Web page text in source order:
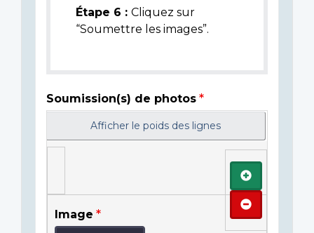
Étape 6 : Cliquez sur
“Soumettre les images”.
Soumission(s) de photos
Afficher le poids des lignes
Image
Ajouter
Retirer